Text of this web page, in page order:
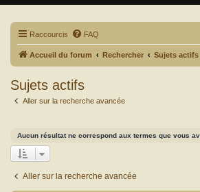
Raccourcis FAQ
Accueil du forum Rechercher Sujets actifs
Sujets actifs
Aller sur la recherche avancée
Aucun résultat ne correspond aux termes que vous
Aller sur la recherche avancée